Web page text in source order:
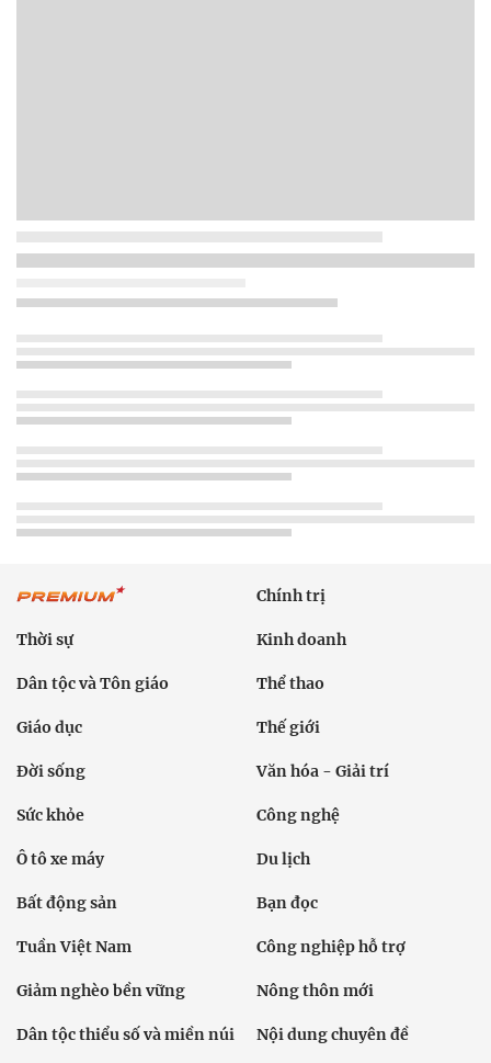
Chính trị
Thời sự Kinh doanh
Dân tộc và Tôn giáo Thể thao
Giáo dục Thế giới
Đời sống Văn hóa - Giải trí
Sức khỏe Công nghệ
Ô tô xe máy Du lịch
Bất động sản Bạn đọc
Tuần Việt Nam Công nghiệp hỗ trợ
Giảm nghèo bền vững Nông thôn mới
Dân tộc thiểu số và miền núi Nội dung chuyên đề